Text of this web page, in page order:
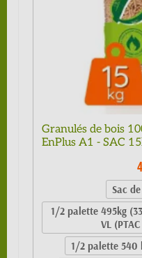
Granulés de bois
EnPlus A1 - SAC
Sac
1/2 palette 495kg
VL
1/2 palette 540